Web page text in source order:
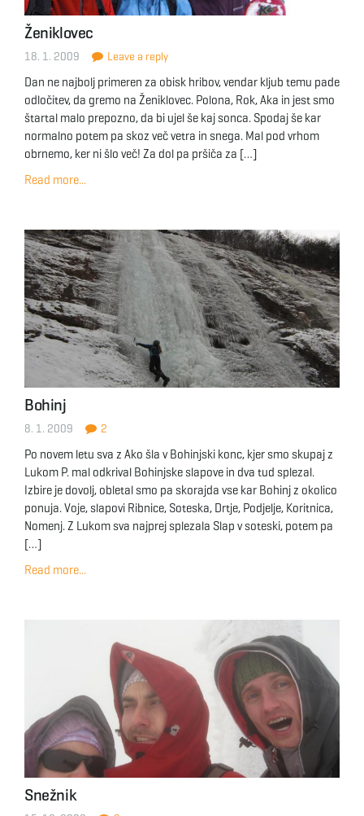
Ženiklovec
18. 1. 2009 Leave a reply
Dan ne najbolj primeren za obisk hribov, vendar kljub temu pade
odločitev, da gremo na Ženiklovec. Polona, Rok, Aka in jest smo
štartal malo prepozno, da bi ujel še kaj sonca. Spodaj še kar
normalno potem pa skoz več vetra in snega. Mal pod vrhom
obrnemo, ker ni šlo več! Za dol pa pršiča za […]
Read more...
Bohinj
8. 1. 2009 2
Po novem letu sva z Ako šla v Bohinjski konc, kjer smo skupaj z
Lukom P. mal odkrival Bohinjske slapove in dva tud splezal.
Izbire je dovolj, obletal smo pa skorajda vse kar Bohinj z okolico
ponuja. Voje, slapovi Ribnice, Soteska, Drtje, Podjelje, Koritnica,
Nomenj. Z Lukom sva najprej splezala Slap v soteski, potem pa
[…]
Read more...
Snežnik